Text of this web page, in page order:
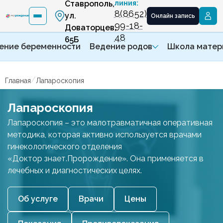
Ставрополь,
ул.
Доваторцев,
65Б
линия:
8(8652)
99-18-
48
Онлайн запись
беременности Ведение родов Школа
Главная/Лапароскопия
Лапароскопия
Лапароскопия – это малотравматичная оперативная
методика, которая активно используется врачами
гинекологического отделения
«Доктор знает.Пророждение». Она применяется в
лечебных и диагностических целях.
Об услуге Врачи Цены